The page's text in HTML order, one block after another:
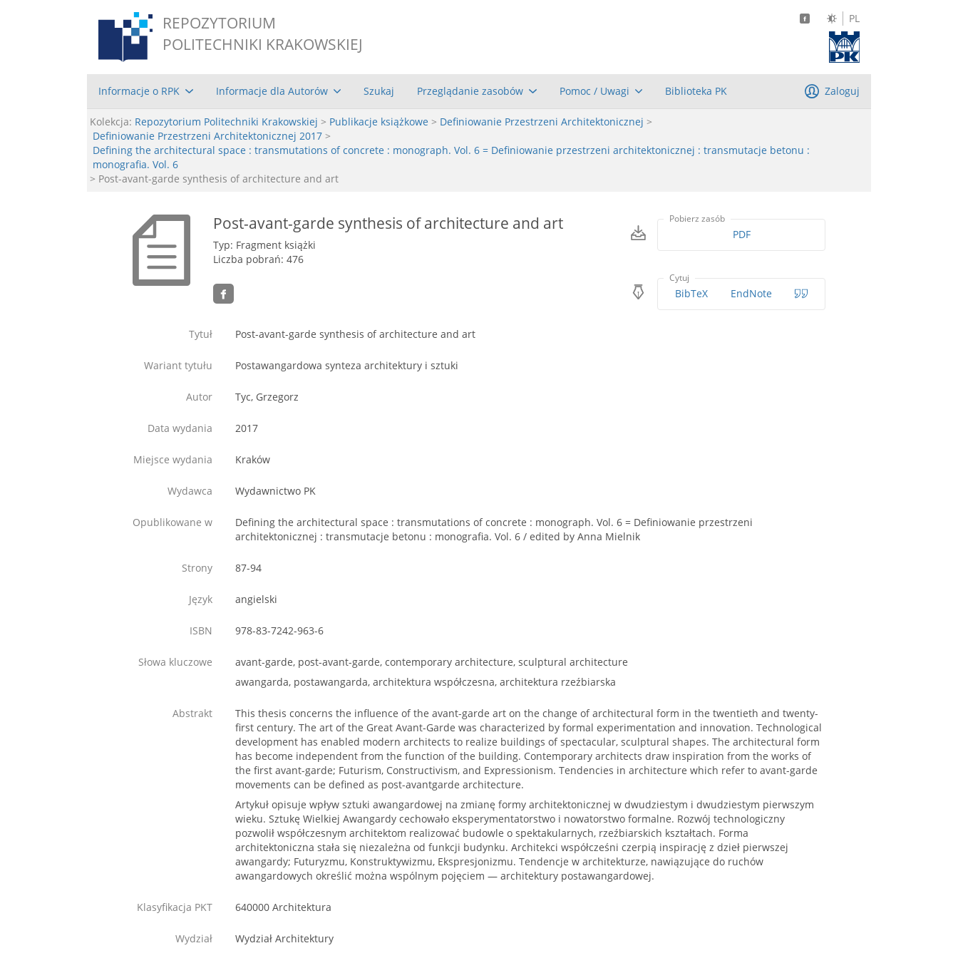
REPOZYTORIUM
POLITECHNIKI KRAKOWSKIEJ
PL
Informacje o RPK Informacje dla Autorów Szukaj Przeglądanie zasobów Pomoc / Uwagi Biblioteka PK Zaloguj
Kolekcja: Repozytorium Politechniki Krakowskiej > Publikacje książkowe > Definiowanie Przestrzeni Architektonicznej >
Definiowanie Przestrzeni Architektonicznej 2017 >
Defining the architectural space : transmutations of concrete : monograph. Vol. 6 = Definiowanie przestrzeni architektonicznej : transmutacje betonu :
monografia. Vol. 6
> Post-avant-garde synthesis of architecture and art
Post-avant-garde synthesis of architecture and art
Typ: Fragment książki
Liczba pobrań: 476
Pobierz zasób
PDF
Cytuj
BibTeX EndNote
Tytuł Post-avant-garde synthesis of architecture and art
Wariant tytułu Postawangardowa synteza architektury i sztuki
Autor Tyc, Grzegorz
Data wydania 2017
Miejsce wydania Kraków
Wydawca Wydawnictwo PK
Opublikowane w
Defining the architectural space : transmutations of concrete : monograph. Vol. 6 = Definiowanie przestrzeni
architektonicznej : transmutacje betonu : monografia. Vol. 6 / edited by Anna Mielnik
Strony 87-94
Język angielski
ISBN 978-83-7242-963-6
Słowa kluczowe
avant-garde, post-avant-garde, contemporary architecture, sculptural architecture
awangarda, postawangarda, architektura współczesna, architektura rzeźbiarska
Abstrakt
This thesis concerns the influence of the avant-garde art on the change of architectural form in the twentieth and twenty-
first century. The art of the Great Avant-Garde was characterized by formal experimentation and innovation. Technological
development has enabled modern architects to realize buildings of spectacular, sculptural shapes. The architectural form
has become independent from the function of the building. Contemporary architects draw inspiration from the works of
the first avant-garde; Futurism, Constructivism, and Expressionism. Tendencies in architecture which refer to avant-garde
movements can be defined as post-avantgarde architecture.
Artykuł opisuje wpływ sztuki awangardowej na zmianę formy architektonicznej w dwudziestym i dwudziestym pierwszym
wieku. Sztukę Wielkiej Awangardy cechowało eksperymentatorstwo i nowatorstwo formalne. Rozwój technologiczny
pozwolił współczesnym architektom realizować budowle o spektakularnych, rzeźbiarskich kształtach. Forma
architektoniczna stała się niezależna od funkcji budynku. Architekci współcześni czerpią inspirację z dzieł pierwszej
awangardy; Futuryzmu, Konstruktywizmu, Ekspresjonizmu. Tendencje w architekturze, nawiązujące do ruchów
awangardowych określić można wspólnym pojęciem — architektury postawangardowej.
Klasyfikacja PKT 640000 Architektura
Wydział Wydział Architektury